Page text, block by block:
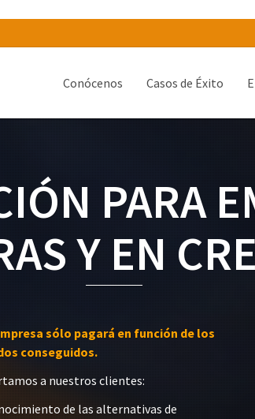
Conócenos Casos de Éxito
PARA
Y EN
sólo pagará en función de los
conseguidos.
a nuestros clientes:
de las alternativas de